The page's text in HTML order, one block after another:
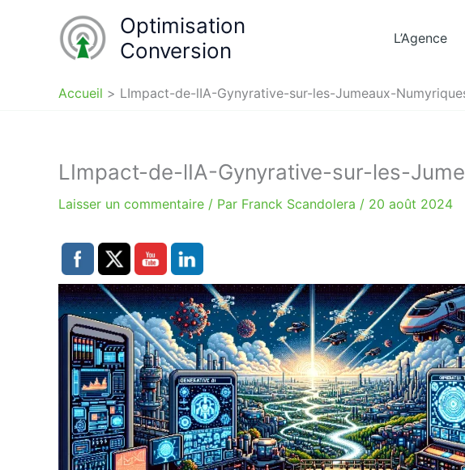
Optimisation
Conversion
L’Agence
Accueil LImpact-de-lIA-Gynyrative-sur-les-Jumeaux-
LImpact-de-lIA-Gynyrative-sur-les-
Laisser un commentaire / Par Franck Scandolera / 20 août 2024